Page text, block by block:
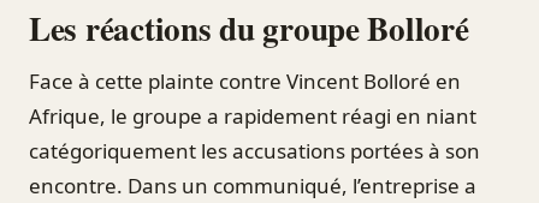
Les réactions du groupe Bolloré
Face à cette plainte contre Vincent Bolloré en
Afrique, le groupe a rapidement réagi en niant
catégoriquement les accusations portées à son
encontre. Dans un communiqué, l’entreprise a